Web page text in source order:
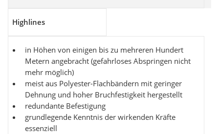
Highlines
in Höhen von einigen bis zu mehreren Hundert
Metern angebracht (gefahrloses Abspringen nicht
mehr möglich)
meist aus Polyester-Flachbändern mit geringer
Dehnung und hoher Bruchfestigkeit hergestellt
redundante Befestigung
grundlegende Kenntnis der wirkenden Kräfte
essenziell